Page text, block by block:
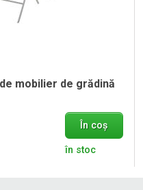
mobilier de grădină
În coș
în stoc